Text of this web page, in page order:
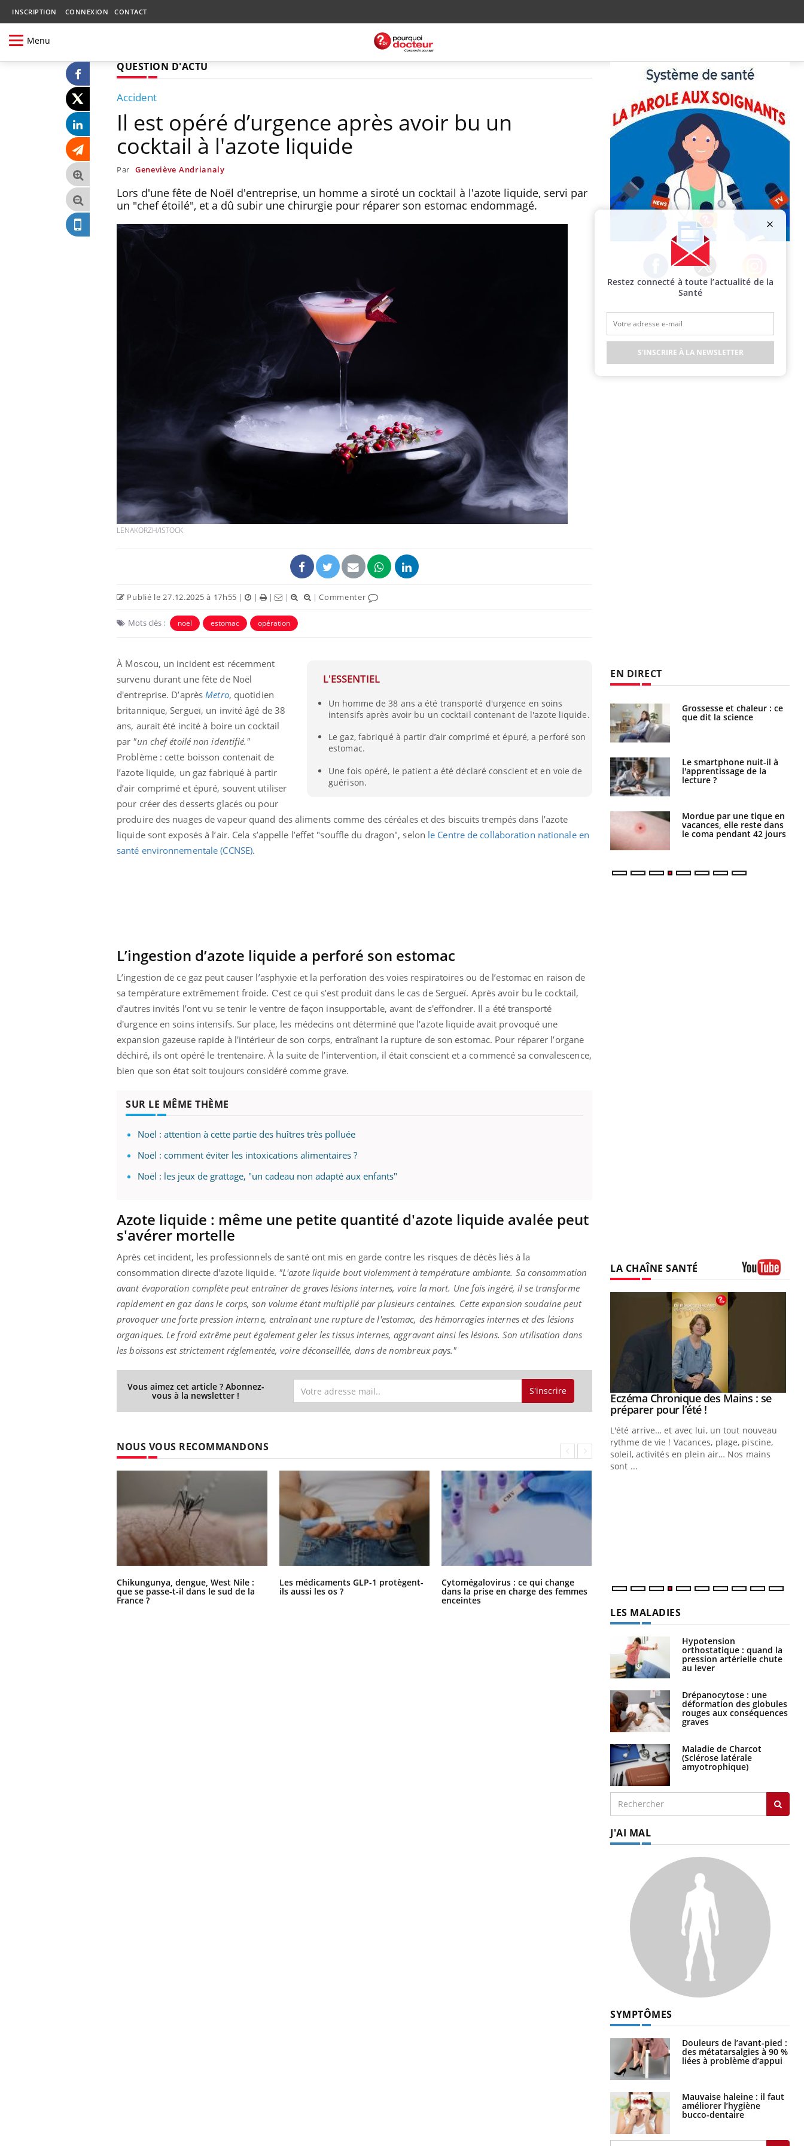
INSCRIPTION CONNEXION CONTACT
Menu
QUESTION D'ACTU
Accident
Il est opéré d’urgence après avoir bu un
cocktail à l'azote liquide
Par Geneviève Andrianaly
Lors d'une fête de Noël d'entreprise, un homme a siroté un cocktail à l'azote liquide, servi par
un "chef étoilé", et a dû subir une chirurgie pour réparer son estomac endommagé.
LENAKORZH/ISTOCK
Publié le 27.12.2025 à 17h55 | | | | |Commenter
Mots clés : noel estomac opération
L'ESSENTIEL
Un homme de 38 ans a été transporté d'urgence en soins
intensifs après avoir bu un cocktail contenant de l'azote liquide.
Le gaz, fabriqué à partir d’air comprimé et épuré, a perforé son
estomac.
Une fois opéré, le patient a été déclaré conscient et en voie de
guérison.
À Moscou, un incident est récemment
survenu durant une fête de Noël
d'entreprise. D’aprèsMetro, quotidien
britannique, Sergueï, un invité âgé de 38
ans, aurait été incité à boire un cocktail
par "un chef étoilé non identifié."
Problème : cette boisson contenait de
l’azote liquide, un gaz fabriqué à partir
d’air comprimé et épuré, souvent utiliser
pour créer des desserts glacés ou pour
produire des nuages de vapeur quand des aliments comme des céréales et des biscuits trempés dans l’azote
liquide sont exposés à l’air. Cela s’appelle l’effet "souffle du dragon", selon le Centre de collaboration nationale en
santé environnementale (CCNSE).
L’ingestion d’azote liquide a perforé son estomac
L’ingestion de ce gaz peut causer l’asphyxie et la perforation des voies respiratoires ou de l’estomac en raison de
sa température extrêmement froide. C’est ce qui s’est produit dans le cas de Sergueï. Après avoir bu le cocktail,
d’autres invités l’ont vu se tenir le ventre de façon insupportable, avant de s'effondrer. Il a été transporté
d'urgence en soins intensifs. Sur place, les médecins ont déterminé que l'azote liquide avait provoqué une
expansion gazeuse rapide à l'intérieur de son corps, entraînant la rupture de son estomac. Pour réparer l’organe
déchiré, ils ont opéré le trentenaire. À la suite de l’intervention, il était conscient et a commencé sa convalescence,
bien que son état soit toujours considéré comme grave.
SUR LE MÊME THÈME
Noël : attention à cette partie des huîtres très polluée
Noël : comment éviter les intoxications alimentaires ?
Noël : les jeux de grattage, "un cadeau non adapté aux enfants"
Azote liquide : même une petite quantité d'azote liquide avalée peut
s'avérer mortelle
Après cet incident, les professionnels de santé ont mis en garde contre les risques de décès liés à la
consommation directe d'azote liquide. "L'azote liquide bout violemment à température ambiante. Sa consommation
avant évaporation complète peut entraîner de graves lésions internes, voire la mort. Une fois ingéré, il se transforme
rapidement en gaz dans le corps, son volume étant multiplié par plusieurs centaines. Cette expansion soudaine peut
provoquer une forte pression interne, entraînant une rupture de l'estomac, des hémorragies internes et des lésions
organiques. Le froid extrême peut également geler les tissus internes, aggravant ainsi les lésions. Son utilisation dans
les boissons est strictement réglementée, voire déconseillée, dans de nombreux pays."
Vous aimez cet article ? Abonnez-
vous à la newsletter ! S'inscrire
NOUS VOUS RECOMMANDONS
Chikungunya, dengue, West Nile :
que se passe-t-il dans le sud de la
France ?
Les médicaments GLP-1 protègent-
ils aussi les os ?
Cytomégalovirus : ce qui change
dans la prise en charge des femmes
enceintes
la nuit ?
Facebook Twitter Instagram
EN DIRECT
La sieste empêche-t-elle
de dormir la nuit ?
VIH : la fin du comprimé
tous les jours se profile-t-
elle enfin ?
Pourquoi votre ventre
gâche-t-il les premiers
jours de vos vacances ?
Fortes chaleurs :
pourquoi le risque de
freiner la propagation du
cancer ?
Pourquoi manger moins
de protéines pourrait
finalement être bénéfique
Grossesse et chaleur : ce
que dit la science
Le smartphone nuit-il à
l'apprentissage de la
lecture ?
Mordue par une tique en
vacances, elle reste dans
le coma pendant 42 jours
Mordue par un
barracuda, une petite fille
secourue grâce à un
Légionellose en Suisse :
quelle est l’origine de la
contamination ?
Allergies alimentaires :
une nouvelle arme contre
les réactions sévères
LA CHAÎNE SANTÉ
Carence en fer : comprendre pour
Youtube
même alopécie… Les symptômes de la
carence en fer sont multiples ce qui la rend
Insuline & Charge mentale : et si on
osait en parler??Youtube
reste entourée d'idées reçues chez les
Youtube
Eczéma Chronique des Mains : se
préparer pour l’été !Youtube
L'été arrive… et avec lui, un tout nouveau
rythme de vie ! Vacances, plage, piscine,
soleil, activités en plein air… Nos mains
sont ...
Youtube
Diabète & Ramadan 2026Youtube
Le Ramadan approche, et, pour de
nombreuses personnes atteintes de
diabète, c'est une période de questions, de
défis, mais ...
LES MALADIES
Hypotension
orthostatique : quand la
pression artérielle chute
au lever
Drépanocytose : une
déformation des globules
rouges aux conséquences
graves
Maladie de Charcot
(Sclérose latérale
amyotrophique)
J'AI MAL
SYMPTÔMES
Douleurs de l’avant-pied :
des métatarsalgies à 90 %
liées à problème d’appui
Mauvaise haleine : il faut
améliorer l’hygiène
bucco-dentaire
Restez connecté à toute l’actualité de la
Santé
S'INSCRIRE À LA NEWSLETTER